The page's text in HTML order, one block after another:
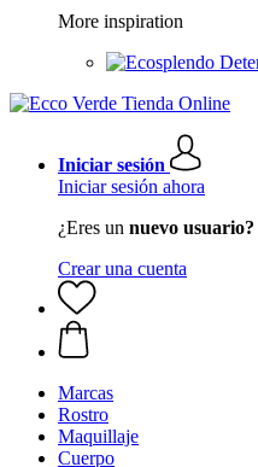
More inspiration
Iniciar sesión
Iniciar sesión ahora
¿Eres un nuevo usuario?
Crear una cuenta
Marcas
Rostro
Maquillaje
Cuerpo